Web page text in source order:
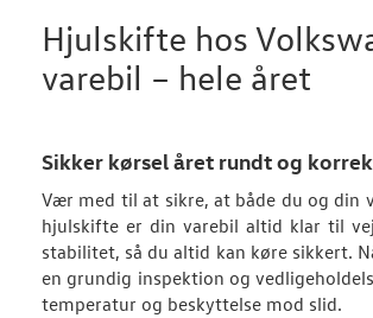
Hjulskifte hos
varebil – hele året
Sikker kørsel året rundt og
Vær med til at sikre, at både du og din
hjulskifte er din varebil altid klar til
stabilitet, så du altid kan køre sikkert.
en grundig inspektion og
temperatur og beskyttelse mod slid.